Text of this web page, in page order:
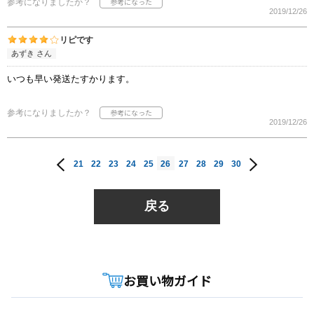
参考になりましたか？
2019/12/26
リピです
あずき さん
いつも早い発送たすかります。
参考になりましたか？
2019/12/26
21 22 23 24 25 26 27 28 29 30
戻る
お買い物ガイド